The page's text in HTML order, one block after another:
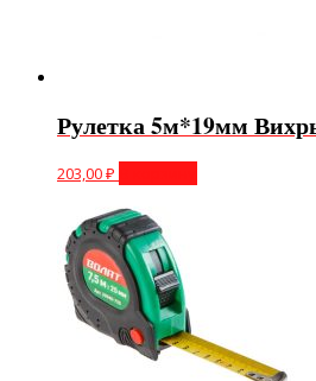
Рулетка 5м*19мм
203,00₽